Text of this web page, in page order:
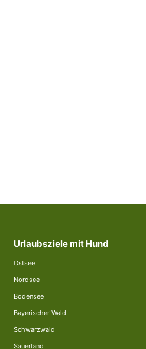
Urlaubsziele mit Hund
Ostsee
Nordsee
Bodensee
Bayerischer Wald
Schwarzwald
Sauerland